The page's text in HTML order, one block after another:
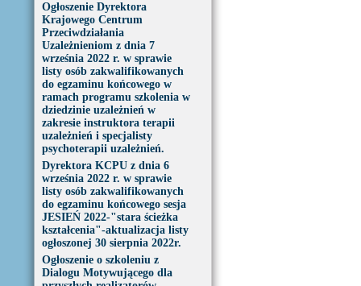
Ogłoszenie Dyrektora
Krajowego Centrum
Przeciwdziałania
Uzależnieniom z dnia 7
września 2022 r. w sprawie
listy osób zakwalifikowanych
do egzaminu końcowego w
ramach programu szkolenia w
dziedzinie uzależnień w
zakresie instruktora terapii
uzależnień i specjalisty
psychoterapii uzależnień.
Dyrektora KCPU z dnia 6
września 2022 r. w sprawie
listy osób zakwalifikowanych
do egzaminu końcowego sesja
JESIEŃ 2022-"stara ścieżka
kształcenia"-aktualizacja listy
ogłoszonej 30 sierpnia 2022r.
Ogłoszenie o szkoleniu z
Dialogu Motywującego dla